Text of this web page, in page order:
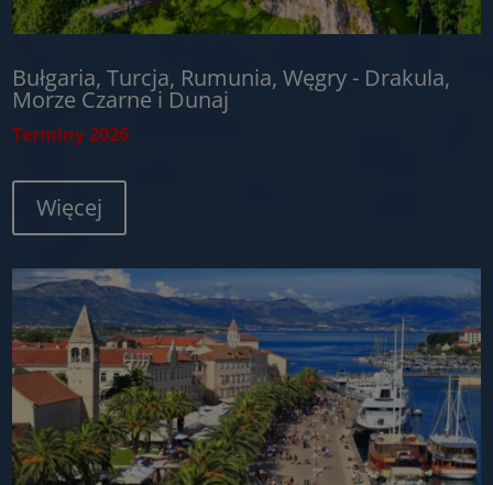
Bułgaria, Turcja, Rumunia, Węgry - Drakula,
Morze Czarne i Dunaj
Terminy 2026
Więcej